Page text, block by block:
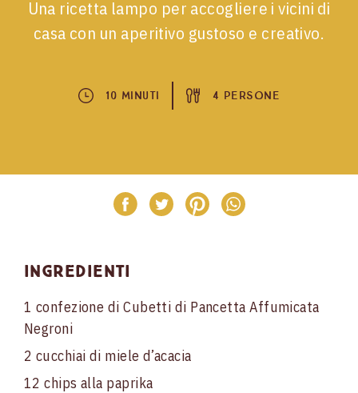
Una ricetta lampo per accogliere i vicini di
casa con un aperitivo gustoso e creativo.
10 Minuti 4 Persone
Ingredienti
1 confezione di Cubetti di Pancetta Affumicata
Negroni
2 cucchiai di miele d’acacia
12 chips alla paprika